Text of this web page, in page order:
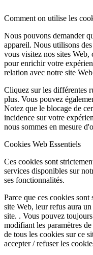
Comment on utilise les
Nous pouvons demander
appareil. Nous utilisons
vous visitez nos sites Web,
pour enrichir votre
relation avec notre site
Cliquez sur les différentes
plus. Vous pouvez
Notez que le blocage de
incidence sur votre
nous sommes en mesure
Cookies Web Essentiels
Ces cookies sont
services disponibles sur
ses fonctionnalités.
Parce que ces cookies
site Web, leur refus aura
site. . Vous pouvez
modifiant les paramètres
de tous les cookies sur ce
accepter / refuser les